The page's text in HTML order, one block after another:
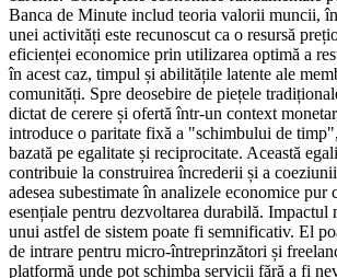
Banca de Minute includ teoria valorii muncii,
unei activități este recunoscut ca o resursă
eficienței economice prin utilizarea optimă a
în acest caz, timpul și abilitățile latente ale
comunități. Spre deosebire de piețele
dictat de cerere și ofertă într-un context
introduce o paritate fixă a "schimbului de
bazată pe egalitate și reciprocitate. Această
contribuie la construirea încrederii și a
adesea subestimate în analizele economice pur
esențiale pentru dezvoltarea durabilă. Impactul
unui astfel de sistem poate fi semnificativ. El
de intrare pentru micro-întreprinzători și
platformă unde pot schimba servicii fără a fi